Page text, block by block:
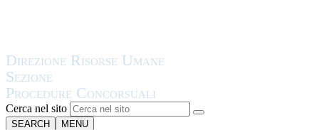
Cerca nel sito
SEARCH MENU